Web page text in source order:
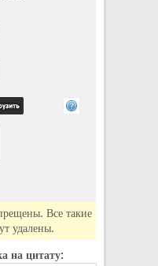
Все такие
удалены.
на цитату: